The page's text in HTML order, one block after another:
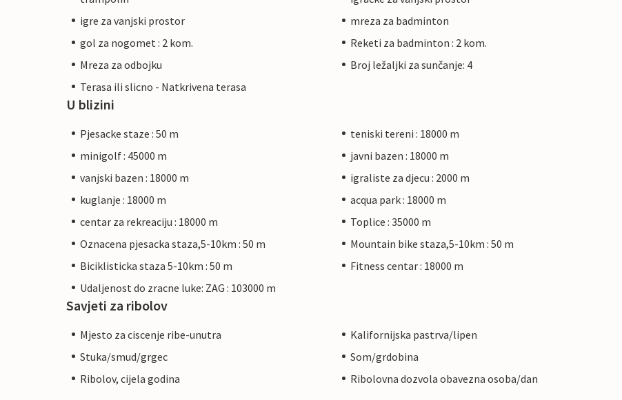
igre za vanjski prostor
mreza za badminton
gol za nogomet : 2 kom.
Reketi za badminton : 2 kom.
Mreza za odbojku
Broj ležaljki za sunčanje: 4
Terasa ili slicno - Natkrivena terasa
U blizini
Pjesacke staze : 50 m
teniski tereni : 18000 m
minigolf : 45000 m
javni bazen : 18000 m
vanjski bazen : 18000 m
igraliste za djecu : 2000 m
kuglanje : 18000 m
acqua park : 18000 m
centar za rekreaciju : 18000 m
Toplice : 35000 m
Oznacena pjesacka staza,5-10km : 50 m
Mountain bike staza,5-10km : 50 m
Biciklisticka staza 5-10km : 50 m
Fitness centar : 18000 m
Udaljenost do zracne luke: ZAG : 103000 m
Savjeti za ribolov
Mjesto za ciscenje ribe-unutra
Kalifornijska pastrva/lipen
Stuka/smud/grgec
Som/grdobina
Ribolov, cijela godina
Ribolovna dozvola obavezna osoba/dan